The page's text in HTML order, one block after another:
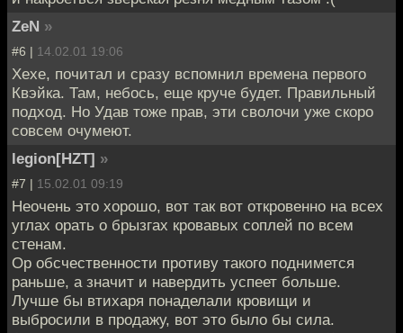
ZeN »
#6 | 14.02.01 19:06
Хехе, почитал и сразу вспомнил времена первого
Квэйка. Там, небось, еще круче будет. Правильный
подход. Но Удав тоже прав, эти сволочи уже скоро
совсем очумеют.
legion[HZT] »
#7 | 15.02.01 09:19
Неочень это хорошо, вот так вот откровенно на всех
углах орать о брызгах кровавых соплей по всем
стенам.
Ор обсчественности противу такого поднимется
раньше, а значит и навердить успеет больше.
Лучше бы втихаря понаделали кровищи и
выбросили в продажу, вот это было бы сила.